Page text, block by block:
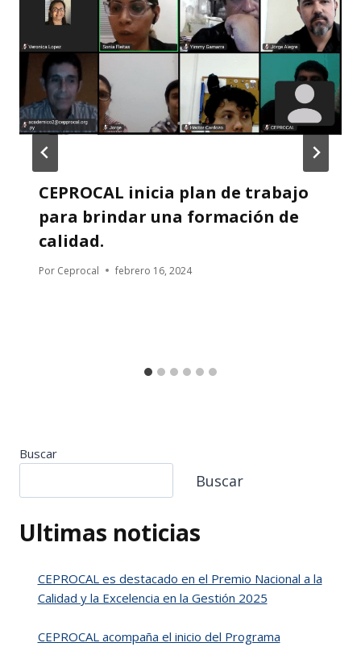
CEPROCAL inicia plan de trabajo
para brindar una formación de
calidad.
Por Ceprocal febrero 16, 2024
Buscar
Buscar
Ultimas noticias
CEPROCAL es destacado en el Premio Nacional a la
Calidad y la Excelencia en la Gestión 2025
CEPROCAL acompaña el inicio del Programa